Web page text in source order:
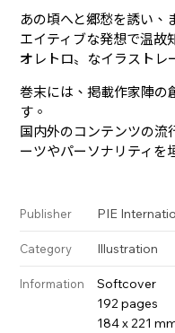
あの頃へと郷愁を誘い、
エイティブな発想で温故
オレトロ〟なイラストレ
巻末には、掲載作家陣の
す。
国内外のコンテンツの流
ーツやパーソナリティを
Publisher PIE
Category Illustration
Information
Softcover
192 pages
184 x 221